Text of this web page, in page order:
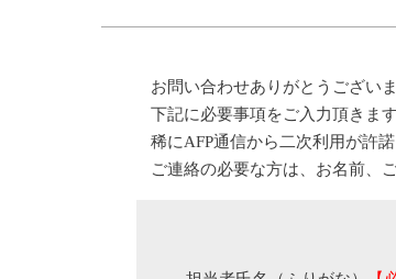
お問い合わせありがとうございま
下記に必要事項をご入力頂きま
稀にAFP通信から二次利用が許
ご連絡の必要な方は、お名前、